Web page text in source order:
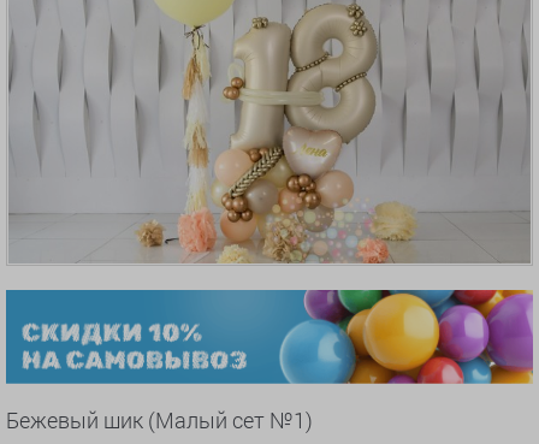
Бежевый шик (Малый сет №1)